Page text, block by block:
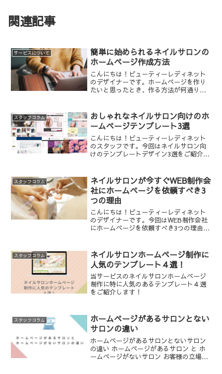
関連記事
サービスについて
簡単に始められるネイルサロンの
ホームページ作成方法
こんにちは！ビューティーレディネット
のデザイナーです。ホームページを作り
たいと思ったとき、作る方法が何通りも
をご紹介します。ホームページ制作の重
要性とメリット現代のビジ...
スタッフコラム
おしゃれなネイルサロン向けのホ
ームページテンプレート3選
こんにちは！ビューティーレディネット
のスタッフです。今回はネイルサロン向
けのテンプレートデザイン3選をご紹介し
ージ制作の重要性ネイルサロンやヘアサ
ロンへは、おしゃれやキ...
スタッフコラム
ネイルサロンが今すぐWEB制作会
社にホームページを依頼すべき3
つの理由
こんにちは！ビューティーレディネット
のデザイナーです。今回はWEB制作会社
にホームページを依頼すべき3つの理由ご
時間365日、自動でサロンをPRすること
ができます。お...
スタッフコラム
ネイルサロンホームページ制作に
人気のテンプレート４選！
当サービスのネイルサロンホームページ
制作に特に人気のあるテンプレート４選
をご紹介します！
スタッフコラム
ホームページがあるサロンとない
サロンの違い
ホームページがあるサロンとないサロン
の違い ホームページがあるサロン と ホ
ームページがないサロン お客様の立場に